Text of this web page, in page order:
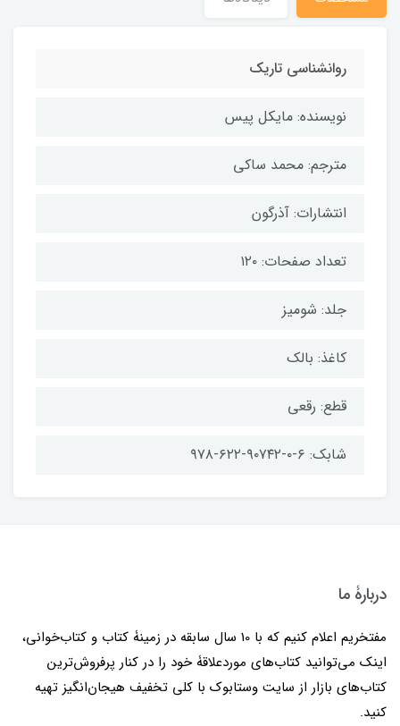
روانشناسی تاریک
نویسنده: مایکل پیس
مترجم: محمد ساکی
انتشارات: آذرگون
تعداد صفحات: ۱۲۰
جلد: شومیز
کاغذ: بالک
قطع: رقعی
شابک: ۶-۰-۹۰۷۴۲-۶۲۲-۹۷۸
دربارۀ ما
مفتخریم اعلام کنیم که با 10 سال سابقه در زمینۀ کتاب و کتاب‌خوانی،
اینک می‌توانید کتاب‌های موردعلاقۀ خود را در کنار پرفروش‌ترین
کتاب‌های بازار از سایت وستابوک با کلی تخفیف هیجان‌انگیز تهیه
کنید.